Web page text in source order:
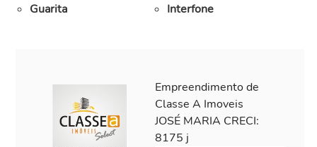
Guarita
Interfone
Empreendimento de
Classe A Imoveis
JOSÉ MARIA CRECI:
8175 j